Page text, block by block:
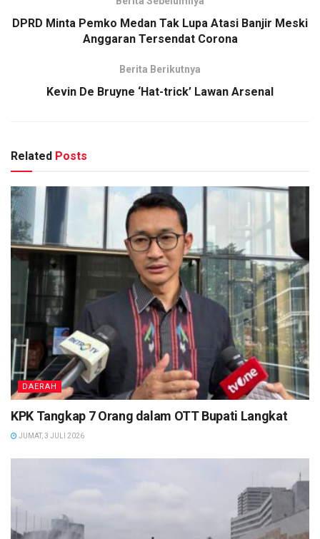
DPRD Minta Pemko Medan Tak Lupa Atasi Banjir Meski
Anggaran Tersendat Corona
Berita Berikutnya
Kevin De Bruyne ‘Hat-trick’ Lawan Arsenal
Related Posts
DAERAH
KPK Tangkap 7 Orang dalam OTT Bupati Langkat
JUMAT, 3 JULI 2026